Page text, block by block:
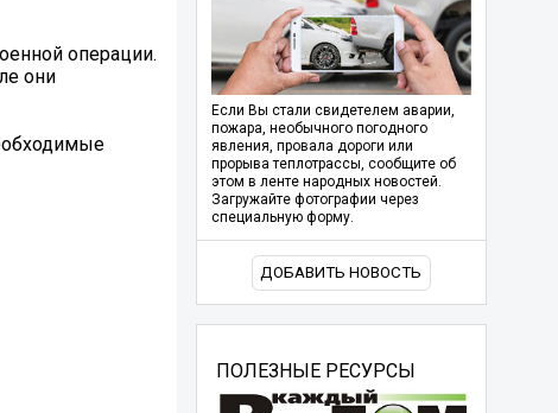
операции.
они
Если Вы стали свидетелем аварии,
пожара, необычного погодного
явления, провала дороги или
прорыва теплотрассы, сообщите об
этом в ленте народных новостей.
Загружайте фотографии через
специальную форму.
ДОБАВИТЬ НОВОСТЬ
ПОЛЕЗНЫЕ РЕСУРСЫ